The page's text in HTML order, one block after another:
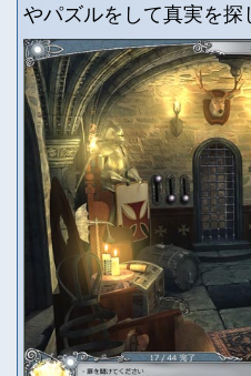
やパズルをして真実を